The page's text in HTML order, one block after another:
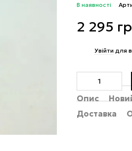
В наявності
2 295
Увійти для
Опис
Доставка